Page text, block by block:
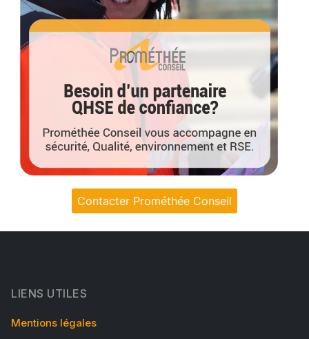
Contacter Prométhée Conseil
LIENS UTILES
Mentions légales